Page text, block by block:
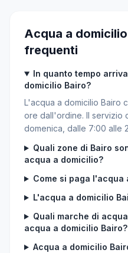
Acqua a
frequenti
In quanto tempo
domicilio Bairo?
L'acqua a domicilio Bairo
ore dall'ordine. Il servizio
domenica, dalle 7:00 alle
Quali zone di Bairo
acqua a domicilio?
Come si paga l'acqua
L'acqua a domicilio
Quali marche di
acqua a domicilio Bairo?
Acqua a domicilio